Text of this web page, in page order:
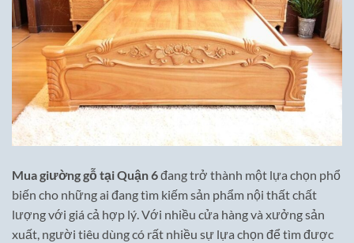
Mua giường gỗ tại Quận 6đang trở thành một lựa chọn phổ
biến cho những ai đang tìm kiếm sản phẩm nội thất chất
lượng với giá cả hợp lý. Với nhiều cửa hàng và xưởng sản
xuất, người tiêu dùng có rất nhiều sự lựa chọn để tìm được